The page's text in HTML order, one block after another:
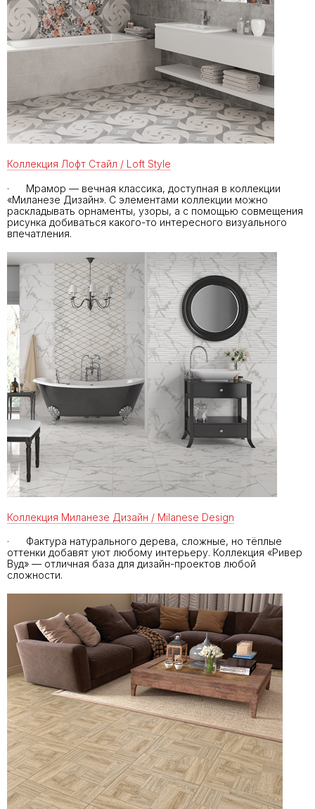
Коллекция Лофт Стайл / Loft Style
· Мрамор — вечная классика, доступная в коллекции
«Миланезе Дизайн». С элементами коллекции можно
раскладывать орнаменты, узоры, а с помощью совмещения
рисунка добиваться какого-то интересного визуального
впечатления.
Коллекция Миланезе Дизайн / Milanese Design
· Фактура натурального дерева, сложные, но тёплые
оттенки добавят уют любому интерьеру. Коллекция «Ривер
Вуд» — отличная база для дизайн-проектов любой
сложности.